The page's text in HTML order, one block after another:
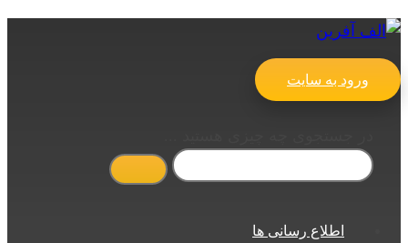
ورود به سایت
اطلاع رسانی ها